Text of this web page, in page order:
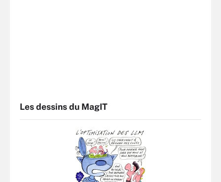
Les dessins du MagIT